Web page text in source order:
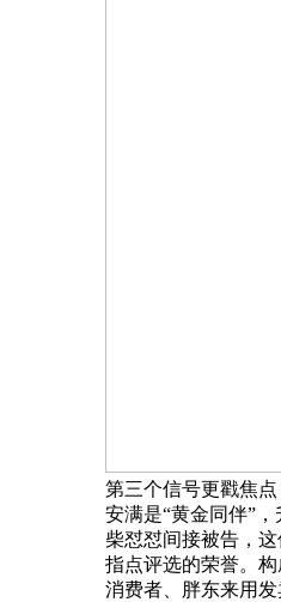
第三个信号更戳焦
安满是“黄金同伴”
柴怼怼间接被告，
指点评选的荣誉。构
消费者、胖东来用